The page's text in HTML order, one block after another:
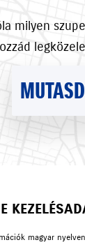
milyen
KEZELÉS
magyar nyelven